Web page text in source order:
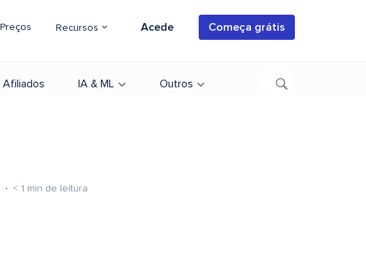
Preços Recursos Acede Começa grátis
Afiliados IA & ML Outros
< 1 min de leitura